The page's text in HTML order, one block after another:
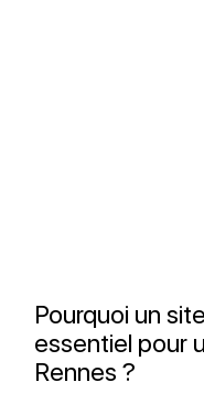
Pourquoi un
essentiel pour
Rennes ?